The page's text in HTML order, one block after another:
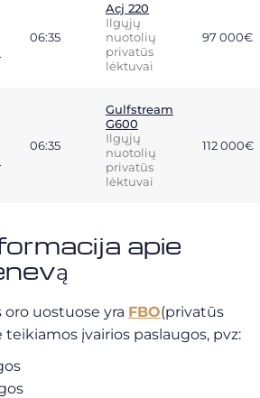
06:35
Acj 220
Ilgųjų
nuotolių
privatūs
lėktuvai
97 000€
06:35
Gulfstream
G600
Ilgųjų
nuotolių
privatūs
lėktuvai
112 000€
apie
oro uostuose yra FBO(privatūs
įvairios paslaugos, pvz: